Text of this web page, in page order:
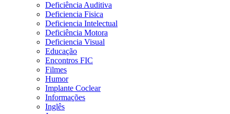
Deficiência Auditiva
Deficiencia Fisica
Deficiencia Intelectual
Deficiência Motora
Deficiencia Visual
Educação
Encontros FIC
Filmes
Humor
Implante Coclear
Informações
Inglês